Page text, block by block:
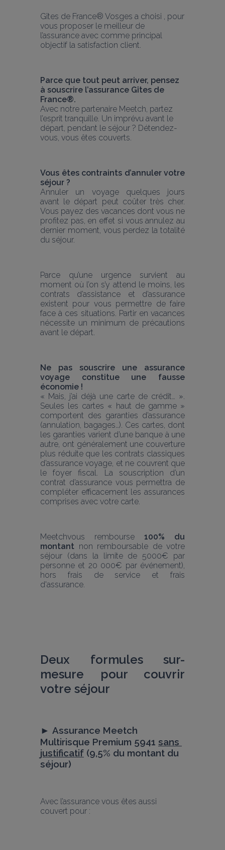
Gîtes de France® Vosges a choisi , pour
vous proposer le meilleur de
l’assurance avec comme principal
objectif la satisfaction client.
Parce que tout peut arriver, pensez
à souscrire l’assurance Gîtes de
France®.
Avec notre partenaire Meetch, partez
l’esprit tranquille. Un imprévu avant le
départ, pendant le séjour ? Détendez-
vous, vous êtes couverts.
Vous êtes contraints d’annuler votre
séjour ?
Annuler un voyage quelques jours
avant le départ peut coûter très cher.
Vous payez des vacances dont vous ne
profitez pas, en effet si vous annulez au
dernier moment, vous perdez la totalité
du séjour.
Parce qu’une urgence survient au
moment où l’on s’y attend le moins, les
contrats d’assistance et d’assurance
existent pour vous permettre de faire
face à ces situations. Partir en vacances
nécessite un minimum de précautions
avant le départ.
Ne pas souscrire une assurance
voyage constitue une fausse
économie !
« Mais, j’ai déjà une carte de crédit… ».
Seules les cartes « haut de gamme »
comportent des garanties d’assurance
(annulation, bagages…). Ces cartes, dont
les garanties varient d’une banque à une
autre, ont généralement une couverture
plus réduite que les contrats classiques
d’assurance voyage, et ne couvrent que
le foyer fiscal. La souscription d’un
contrat d’assurance vous permettra de
compléter efficacement les assurances
comprises avec votre carte.
Meetchvous rembourse 100% du
montant non remboursable de votre
séjour (dans la limite de 5000€ par
personne et 20 000€ par événement),
hors frais de service et frais
d'assurance.
Deux formules sur-
mesure pour couvrir
votre séjour
► Assurance Meetch
Multirisque Premium 5941 sans
justificatif (9,5% du montant du
séjour)
Avec l’assurance vous êtes aussi
couvert pour :